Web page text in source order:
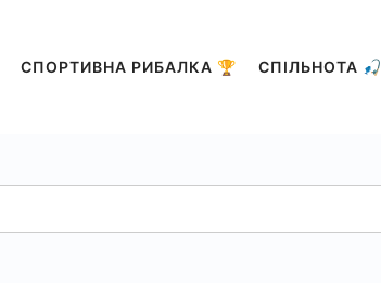
СПОРТИВНА РИБАЛКА 🏆 СПІЛЬНОТА 🎣